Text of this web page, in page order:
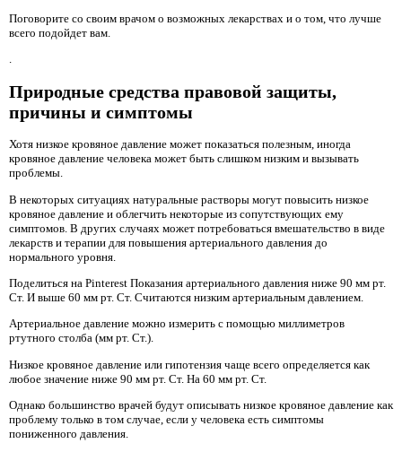
Поговорите со своим врачом о возможных лекарствах и о том, что лучше
всего подойдет вам.
.
Природные средства правовой защиты,
причины и симптомы
Хотя низкое кровяное давление может показаться полезным, иногда
кровяное давление человека может быть слишком низким и вызывать
проблемы.
В некоторых ситуациях натуральные растворы могут повысить низкое
кровяное давление и облегчить некоторые из сопутствующих ему
симптомов. В других случаях может потребоваться вмешательство в виде
лекарств и терапии для повышения артериального давления до
нормального уровня.
Поделиться на Pinterest Показания артериального давления ниже 90 мм рт.
Ст. И выше 60 мм рт. Ст. Считаются низким артериальным давлением.
Артериальное давление можно измерить с помощью миллиметров
ртутного столба (мм рт. Ст.).
Низкое кровяное давление или гипотензия чаще всего определяется как
любое значение ниже 90 мм рт. Ст. На 60 мм рт. Ст.
Однако большинство врачей будут описывать низкое кровяное давление как
проблему только в том случае, если у человека есть симптомы
пониженного давления.